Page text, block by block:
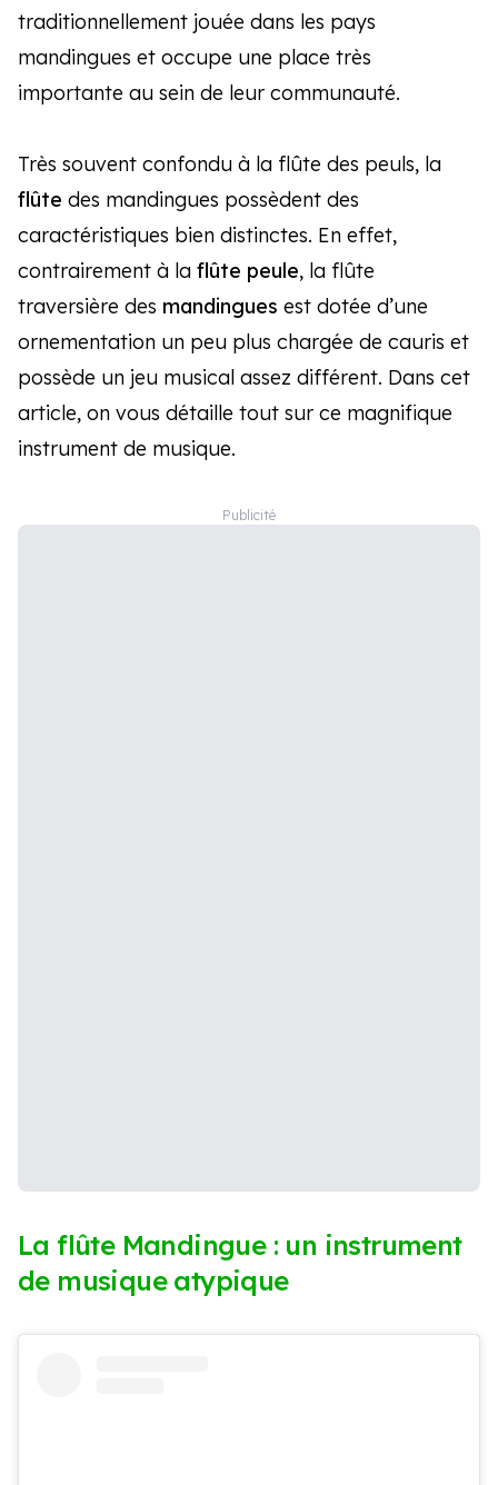
traditionnellement jouée dans les pays
mandingues et occupe une place très
importante au sein de leur communauté.
Très souvent confondu à la flûte des peuls, la
flûte des mandingues possèdent des
caractéristiques bien distinctes. En effet,
contrairement à la flûte peule, la flûte
traversière des mandingues est dotée d’une
ornementation un peu plus chargée de cauris et
possède un jeu musical assez différent. Dans cet
article, on vous détaille tout sur ce magnifique
instrument de musique.
La flûte Mandingue : un instrument
de musique atypique